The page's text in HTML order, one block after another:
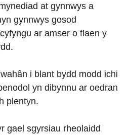
at gynnwys a
gynnwys gosod
ar amser o flaen y
i blant bydd modd ichi
yn dibynnu ar oedran
plentyn.
gael sgyrsiau rheolaidd